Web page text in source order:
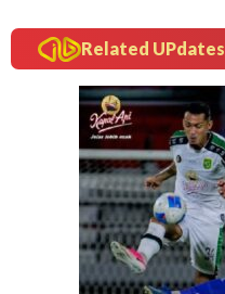
Related UPdates